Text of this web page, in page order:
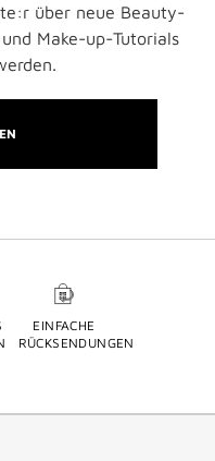
über neue Beauty-
Make-up-Tutorials
EINFACHE
RÜCKSENDUNGEN